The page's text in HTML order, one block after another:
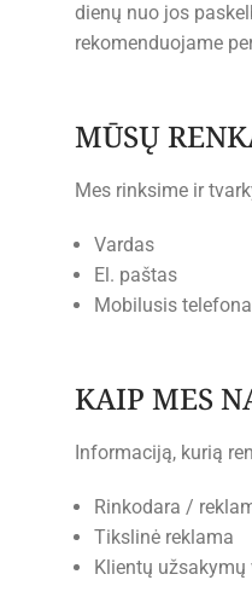
dienų nuo jos
rekomenduojame
MŪSŲ
Mes rinksime ir
Vardas
El. paštas
Mobilusis
KAIP MES
Informaciją, kurią
Rinkodara /
Tikslinė reklama
Klientų